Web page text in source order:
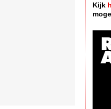
Kijk